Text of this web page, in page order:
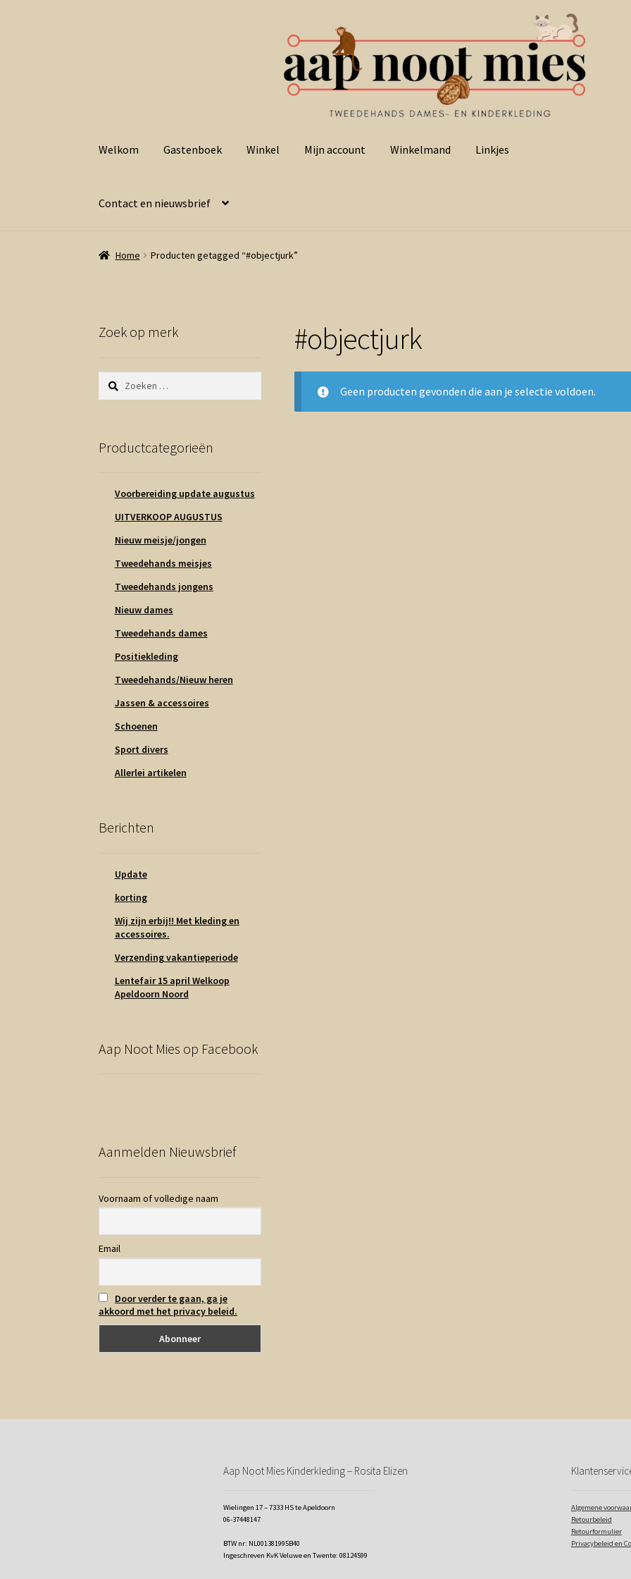
door
naar
Welkom Gastenboek Winkel Mijn account Winkelmand Linkjes
Contact en nieuwsbrief
Home Producten getagged “#objectjurk”
#objectjurk
Geen producten gevonden die aan je selectie voldoen.
Zoek op merk
Zoeken
naar:
Productcategorieën
Voorbereiding update augustus
UITVERKOOP AUGUSTUS
Nieuw meisje/jongen
Tweedehands meisjes
Tweedehands jongens
Nieuw dames
Tweedehands dames
Positiekleding
Tweedehands/Nieuw heren
Jassen & accessoires
Schoenen
Sport divers
Allerlei artikelen
Berichten
Update
korting
Wij zijn erbij!! Met kleding en
accessoires.
Verzending vakantieperiode
Lentefair 15 april Welkoop
Apeldoorn Noord
Aap Noot Mies op Facebook
Aanmelden Nieuwsbrief
Voornaam of volledige naam
Email
Door verder te gaan, ga je
akkoord met het privacy beleid.
Aap Noot Mies Kinderkleding – Rosita Elizen
Wielingen 17 – 7333 HS te Apeldoorn
06-37448147
BTW nr: NL001381995B40
Ingeschreven KvK Veluwe en Twente: 08124599
Algemene
Retourbeleid
Retourformulier
Privacybeleid en